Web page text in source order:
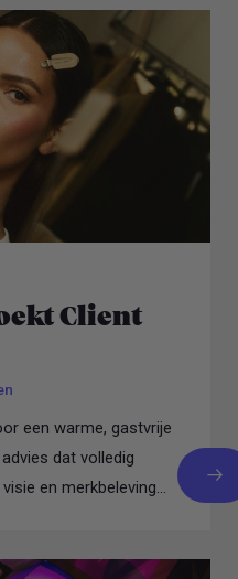
Client
een warme, gastvrije
dat volledig
en merkbeleving...